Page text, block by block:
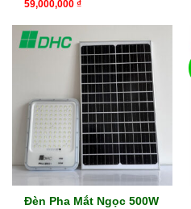
trời cho gia đình
59,000,000 ₫
Đèn Pha Mắt Ngọc 500W